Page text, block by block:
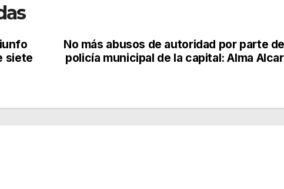
No más abusos de autoridad por parte
policía municipal de la capital: Alma
siete